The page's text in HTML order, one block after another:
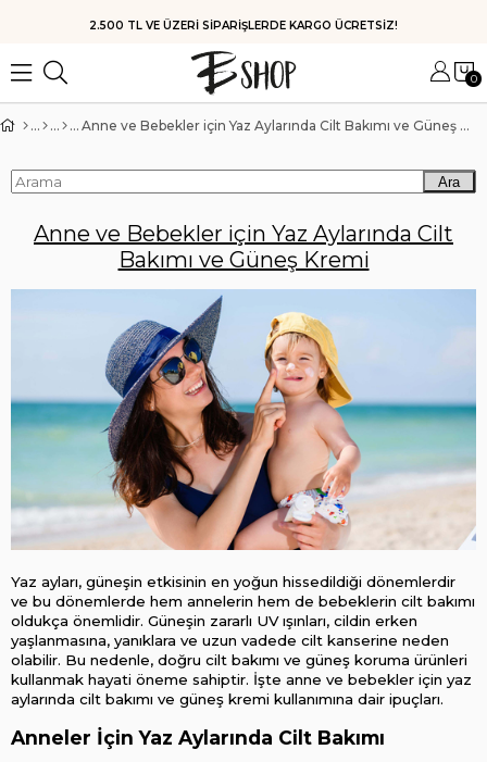
HIZLI KARGO
0
Anne ve Bebekler için Yaz Aylarında Cilt Bakımı ve Güneş Kremi
Ara
Anne ve Bebekler için Yaz Aylarında Cilt
Bakımı ve Güneş Kremi
Yaz ayları, güneşin etkisinin en yoğun hissedildiği dönemlerdir
ve bu dönemlerde hem annelerin hem de bebeklerin cilt bakımı
oldukça önemlidir. Güneşin zararlı UV ışınları, cildin erken
yaşlanmasına, yanıklara ve uzun vadede cilt kanserine neden
olabilir. Bu nedenle, doğru cilt bakımı ve güneş koruma ürünleri
kullanmak hayati öneme sahiptir. İşte anne ve bebekler için yaz
aylarında cilt bakımı ve güneş kremi kullanımına dair ipuçları.
Anneler İçin Yaz Aylarında Cilt Bakımı